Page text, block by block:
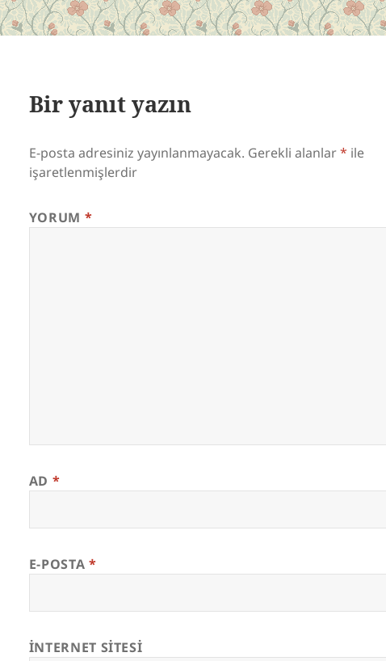
Bir yanıt yazın
E-posta adresiniz yayınlanmayacak. Gerekli alanlar* ile
işaretlenmişlerdir
YORUM *
AD *
E-POSTA *
İNTERNET SITESI